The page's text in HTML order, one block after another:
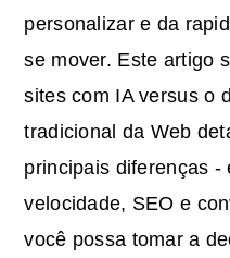
personalizar e da
se mover. Este artigo
sites com IA versus o
tradicional da Web
principais diferenças -
velocidade, SEO e
você possa tomar a